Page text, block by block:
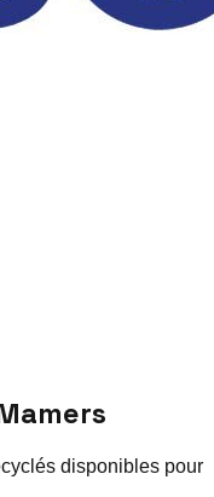
disponibles pour